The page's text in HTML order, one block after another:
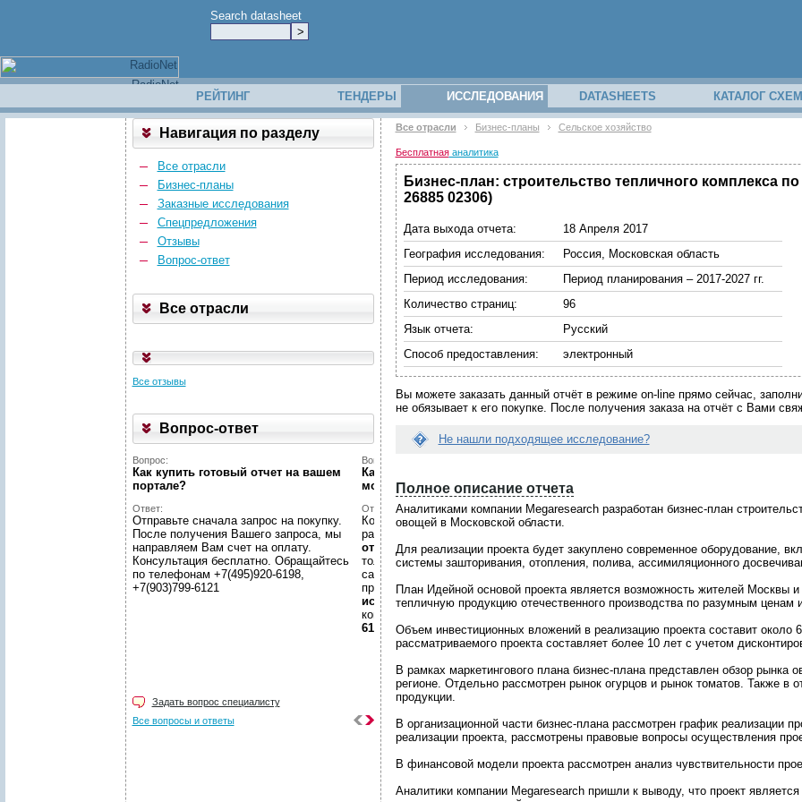
Search datasheet
РЕЙТИНГ ТЕНДЕРЫ ИССЛЕДОВАНИЯ DATASHEETS КАТАЛОГ СХЕМ
Навигация по разделу
Все отрасли
Бизнес-планы
Заказные исследования
Спецпредложения
Отзывы
Вопрос-ответ
Все отрасли
Все отзывы
Вопрос-ответ
Вопрос:
Как купить готовый отчет на вашем
портале?
Ответ:
Отправьте сначала запрос на покупку.
После получения Вашего запроса, мы
направляем Вам счет на оплату.
Консультация бесплатно. Обращайтесь
по телефонам +7(495)920-6198,
+7(903)799-6121
Вопрос:
Как найти нужное мне исследование...
можете помочь?
Ответ:
Конечно поможем! На портале
размещено
отчетов, при этом мы не ограничиваемся
только готовыми материалами. По любой
самой сложной теме мы всегда сможем
предложитьиндивидуальное
исследование. Обращайтесь для
консультации по телефонкм
6198, +7(903)799-6121
рабочие дни с 9 до 18 по московскому
времени. Срок ответа на заявки не
проверьте почту, Вы получили
информационное письмо с контактным
менеджера. Свяжитесь с ним
самостоятельно и задайте
телефону +7(495)920-6198,
6121
Задать вопрос специалисту
Все вопросы и ответы
Все отрасли Бизнес-планы Сельское хозяйство
Бесплатнаяаналитика
Бизнес-план: строительство тепличного комплекса
26885 02306)
Дата выхода отчета:
18 Апреля 2017
География исследования:
Россия, Московская область
Период исследования:
Период планирования – 2017-2027 гг.
Количество страниц:
96
Язык отчета:
Русский
Способ предоставления:
электронный
Вы можете заказать данный отчёт в режиме on-line прямо сейчас,
не обязывает к его покупке. После получения заказа на отчёт с Вами
Не нашли подходящее исследование?
л
и
д
н
н
й
о
т
ч
ё
т
В
м
н
е
п
д
о
Полное описание отчета
Аналитиками компании Megaresearch разработан бизнес-план
овощей в Московской области.
Для реализации проекта будет закуплено современное оборудование,
системы зашторивания, отопления, полива, ассимиляционного
План Идейной основой проекта является возможность жителей Москвы
тепличную продукцию отечественного производства по разумным ценам
Объем инвестиционных вложений в реализацию проекта составит около
рассматриваемого проекта составляет более 10 лет с учетом
В рамках маркетингового плана бизнес-плана представлен обзор рынка
регионе. Отдельно рассмотрен рынок огурцов и рынок томатов. Также в
продукции.
В организационной части бизнес-плана рассмотрен график реализации
реализации проекта, рассмотрены правовые вопросы осуществления
В финансовой модели проекта рассмотрен анализ чувствительности
Аналитики компании Megaresearch пришли к выводу, что проект